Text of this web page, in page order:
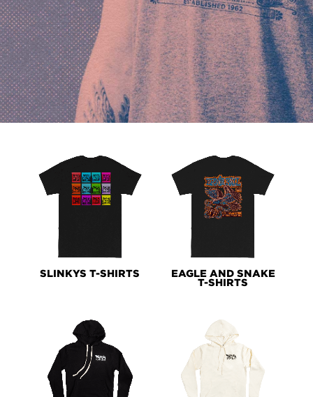
SLINKYS T-SHIRTS
EAGLE AND SNAKE
T-SHIRTS